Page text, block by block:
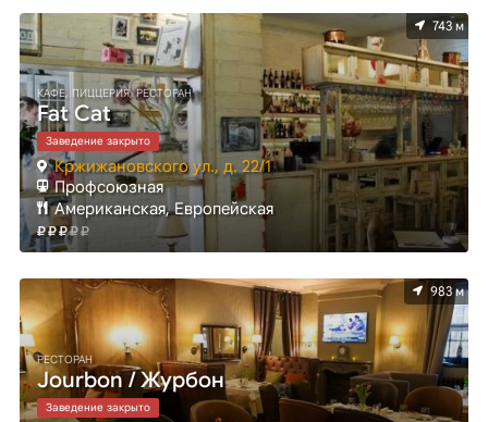
743 м
КАФЕ, ПИЦЦЕРИЯ, РЕСТОРАН
Fat Cat
Заведение закрыто
Кржижановского ул., д. 22/1
Профсоюзная
Американская, Европейская
983 м
РЕСТОРАН
Jourbon / Журбон
Заведение закрыто